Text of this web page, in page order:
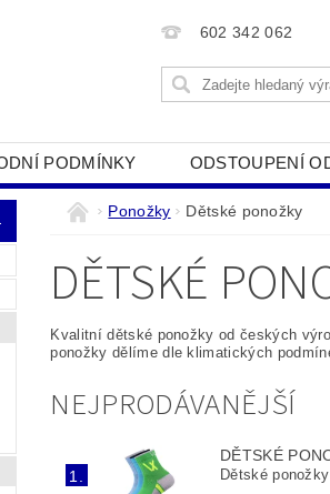
602 342 062
PODMÍNKY ODSTOUPENÍ
NÁM JAK POUŽÍVÁME
Ponožky Dětské ponožky
DĚTSKÉ
Kvalitní dětské ponožky od českých
ponožky dělíme dle klimatických
NEJPRODÁVANĚJŠÍ
1.
DĚTSKÉ
Dětské